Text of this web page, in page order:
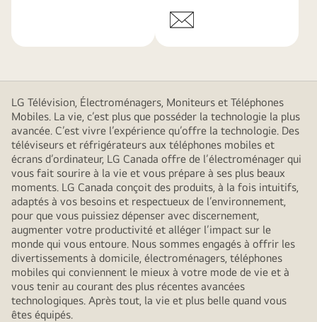
LG Télévision, Électroménagers, Moniteurs et Téléphones
Mobiles. La vie, c’est plus que posséder la technologie la plus
avancée. C’est vivre l’expérience qu’offre la technologie. Des
téléviseurs et réfrigérateurs aux téléphones mobiles et
écrans d’ordinateur, LG Canada offre de l’électroménager qui
vous fait sourire à la vie et vous prépare à ses plus beaux
moments. LG Canada conçoit des produits, à la fois intuitifs,
adaptés à vos besoins et respectueux de l’environnement,
pour que vous puissiez dépenser avec discernement,
augmenter votre productivité et alléger l’impact sur le
monde qui vous entoure. Nous sommes engagés à offrir les
divertissements à domicile, électroménagers, téléphones
mobiles qui conviennent le mieux à votre mode de vie et à
vous tenir au courant des plus récentes avancées
technologiques. Après tout, la vie et plus belle quand vous
êtes équipés.